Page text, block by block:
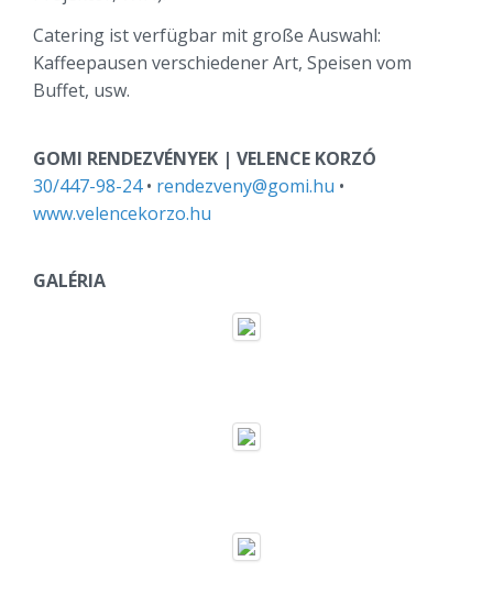
Catering ist verfügbar mit große Auswahl:
Kaffeepausen verschiedener Art, Speisen vom
Buffet, usw.
GOMI RENDEZVÉNYEK | VELENCE KORZÓ
30/447-98-24• rendezveny@gomi.hu •
www.velencekorzo.hu
GALÉRIA